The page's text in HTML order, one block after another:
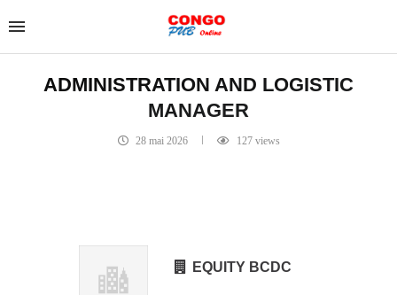
ADMINISTRATION AND LOGISTIC
MANAGER
28 mai 2026 127views
EQUITY BCDC